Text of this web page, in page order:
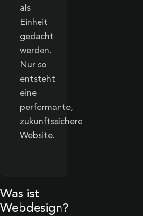
als
Einheit
gedacht
werden.
Nur so
entsteht
eine
performante,
zukunftssichere
Website.
Was ist
Webdesign?